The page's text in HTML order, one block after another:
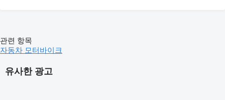
유사한 광고
관련 항목
자동차 모터바이크